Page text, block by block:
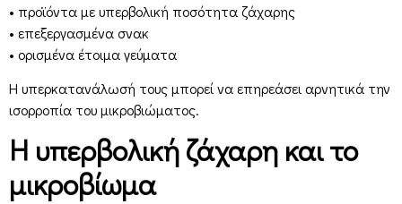
• προϊόντα με υπερβολική ποσότητα ζάχαρης
• επεξεργασμένα σνακ
• ορισμένα έτοιμα γεύματα
Η υπερκατανάλωσή τους μπορεί να επηρεάσει αρνητικά την
ισορροπία του μικροβιώματος.
Η υπερβολική ζάχαρη και το
μικροβίωμα